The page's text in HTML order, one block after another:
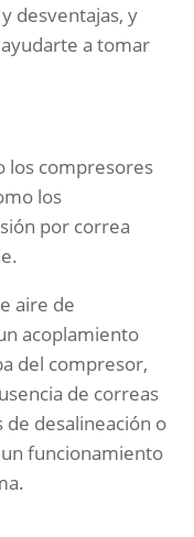
desventajas, y
a tomar
los compresores
los
por correa
aire de
acoplamiento
del compresor,
de correas
de desalineación o
funcionamiento